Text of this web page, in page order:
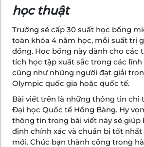
học thuật
Trường sẽ cấp 30 suất học bổng
toàn khóa 4 năm học, mỗi suất trị
đồng. Học bổng này dành cho các
tích học tập xuất sắc trong các
cũng như những người đạt giải
Olympic quốc gia hoặc quốc tế.
Bài viết trên là những thông tin chi
Đại học Quốc tế Hồng Bàng. Hy
thông tin trong bài viết này sẽ giúp
định chính xác và chuẩn bị tốt
mới. Chúc bạn thành công trong